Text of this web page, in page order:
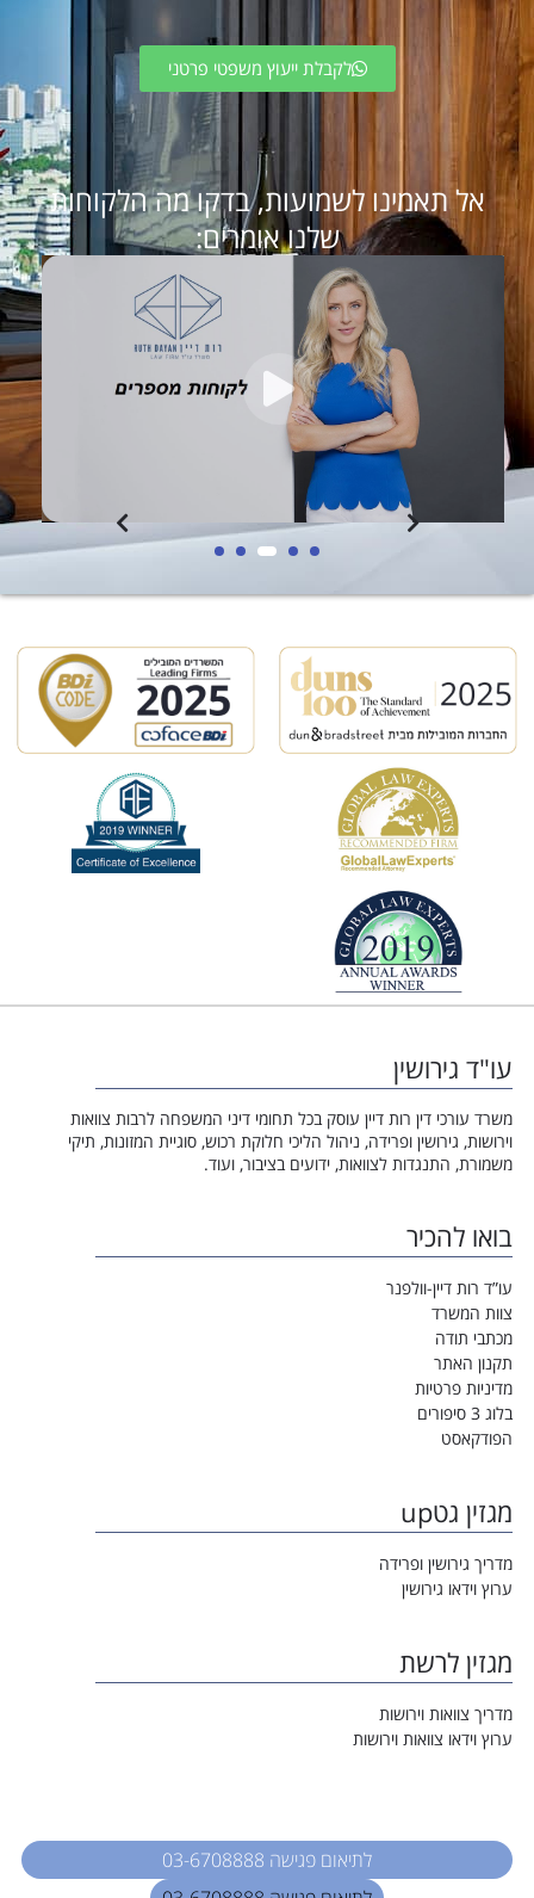
לקבלת ייעוץ משפטי פרטני
אל תאמינו לשמועות, בדקו מה הלקוחות
שלנו אומרים:
עו"ד גירושין
משרד עורכי דין רות דיין עוסק בכל תחומי דיני המשפחה לרבות צוואות
וירושות, גירושין ופרידה, ניהול הליכי חלוקת רכוש, סוגיית המזונות, תיקי
משמורת, התנגדות לצוואות, ידועים בציבור, ועוד.
בואו להכיר
עו”ד רות דיין-וולפנר
צוות המשרד
מכתבי תודה
תקנון האתר
מדיניות פרטיות
בלוג 3 סיפורים
הפודקאסט
מגזין גטup
מדריך גירושין ופרידה
ערוץ וידאו גירושין
מגזין לרשת
מדריך צוואות וירושות
ערוץ וידאו צוואות וירושות
לתיאום פגישה 03-6708888